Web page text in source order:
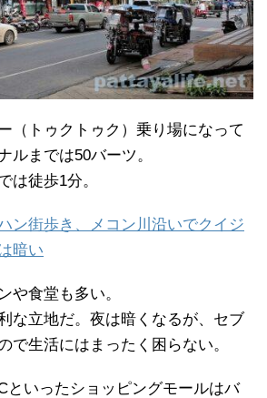
（トゥクトゥク）乗り場になって
ルまでは50バーツ。
は徒歩1分。
ン街歩き、メコン川沿いでクイジ
暗い
や食堂も多い。
な立地だ。夜は暗くなるが、セブ
で生活にはまったく困らない。
といったショッピングモールはバ